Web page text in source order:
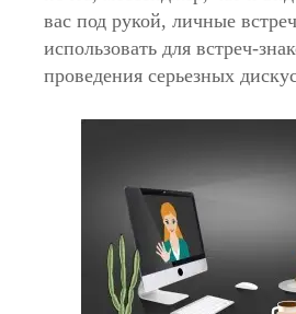
вас под рукой, личные
использовать для встреч-
проведения серьезных